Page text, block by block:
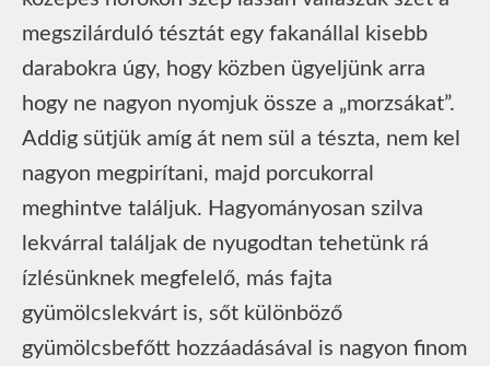
megszilárduló tésztát egy fakanállal kisebb
darabokra úgy, hogy közben ügyeljünk arra
hogy ne nagyon nyomjuk össze a „morzsákat”.
Addig sütjük amíg át nem sül a tészta, nem kel
nagyon megpirítani, majd porcukorral
meghintve találjuk. Hagyományosan szilva
lekvárral találjak de nyugodtan tehetünk rá
ízlésünknek megfelelő, más fajta
gyümölcslekvárt is, sőt különböző
gyümölcsbefőtt hozzáadásával is nagyon finom